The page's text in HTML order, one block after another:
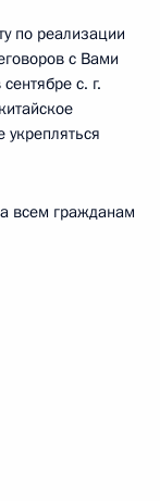
по реализации
с Вами
с. г.
укрепляться
всем гражданам